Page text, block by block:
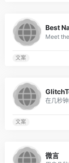
Best
文案
在几秒
文案
微言